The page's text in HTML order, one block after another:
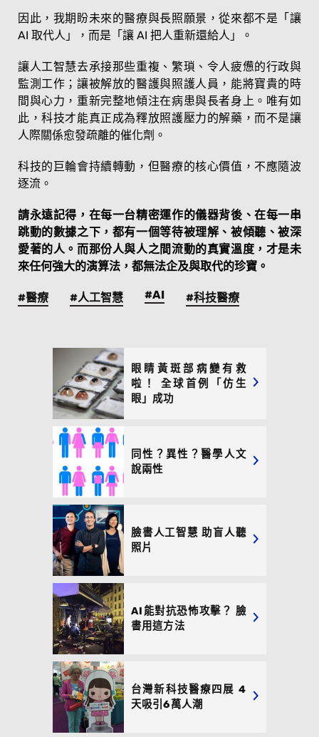
因此，我期盼未來的醫療與長照願景，從來都不是「讓
AI 取代人」，而是「讓 AI 把人重新還給人」。
讓人工智慧去承接那些重複、繁瑣、令人疲憊的行政與
監測工作；讓被解放的醫護與照護人員，能將寶貴的時
間與心力，重新完整地傾注在病患與長者身上。唯有如
此，科技才能真正成為釋放照護壓力的解藥，而不是讓
人際關係愈發疏離的催化劑。
科技的巨輪會持續轉動，但醫療的核心價值，不應隨波
逐流。
請永遠記得，在每一台精密運作的儀器背後、在每一串
跳動的數據之下，都有一個等待被理解、被傾聽、被深
愛著的人。而那份人與人之間流動的真實溫度，才是未
來任何強大的演算法，都無法企及與取代的珍寶。
#醫療 #人工智慧 #AI #科技醫療
眼睛黃斑部病變有救
啦！ 全球首例「仿生
眼」成功
同性？異性？醫學人文
說兩性
臉書人工智慧 助盲人聽
照片
AI能對抗恐怖攻擊？ 臉
書用這方法
台灣新科技醫療四展 4
天吸引6萬人潮